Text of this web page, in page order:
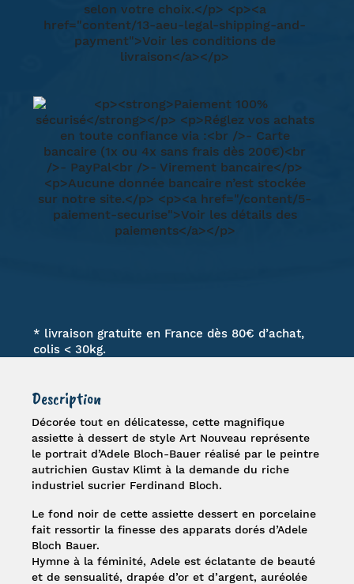
* livraison gratuite en France dès 80€ d’achat,
colis < 30kg.
Description
Décorée tout en délicatesse, cette magnifique
assiette à dessert de style Art Nouveau représente
le portrait d’Adele Bloch-Bauer réalisé par le peintre
autrichienGustav Klimt à la demande du riche
industriel sucrier Ferdinand Bloch.
Le fond noir de cette assiette dessert en porcelaine
fait ressortir la finesse des apparats dorés d’Adele
Bloch Bauer.
Hymne à la féminité, Adele est éclatante de beauté
et de sensualité, drapée d’or et d’argent, auréolée